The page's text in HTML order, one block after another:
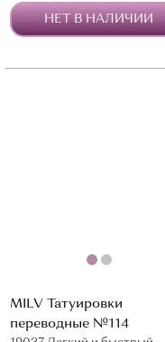
НЕТ В НАЛИЧИИ
MILV Татуировки
переводные №114